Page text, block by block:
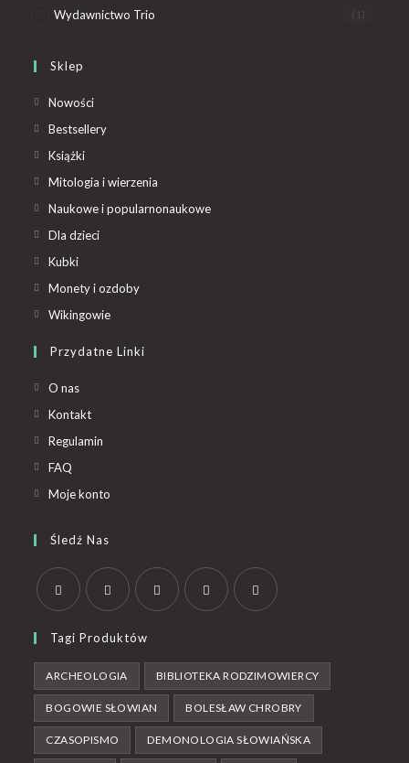
Wydawnictwo Trio (1)
Sklep
Nowości
Bestsellery
Książki
Mitologia i wierzenia
Naukowe i popularnonaukowe
Dla dzieci
Kubki
Monety i ozdoby
Wikingowie
Przydatne Linki
O nas
Kontakt
Regulamin
FAQ
Moje konto
Śledź Nas
Tagi Produktów
ARCHEOLOGIA BIBLIOTEKA RODZIMOWIERCY
BOGOWIE SŁOWIAN BOLESŁAW CHROBRY
CZASOPISMO DEMONOLOGIA SŁOWIAŃSKA